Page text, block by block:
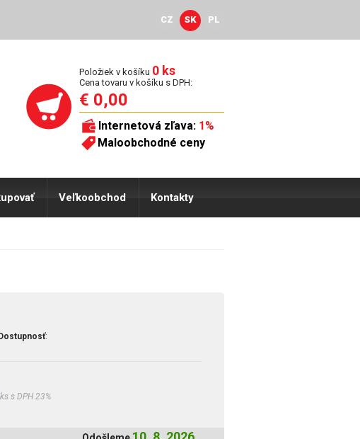
CZ SK PL
Položiek v košíku 0 ks
Cena tovaru v košíku s DPH:
€ 0,00
Internetová zľava: 1%
Maloobchodné ceny
Veľkoobchod Kontakty
Dostupnosť:
s DPH 23%